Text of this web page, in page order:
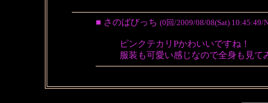
■ さのばびっち (0回/2009/08/08(Sat) 10:45:49/
ピンクテカリPかわいいですね！
服装も可愛い感じなので全身も見て